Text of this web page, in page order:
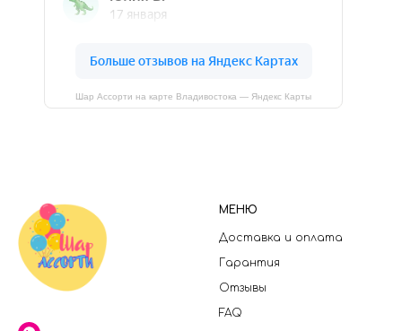
Шар Ассорти на карте Владивостока — Яндекс Карты
МЕНЮ
Доставка и оплата
Гарантия
Отзывы
FAQ